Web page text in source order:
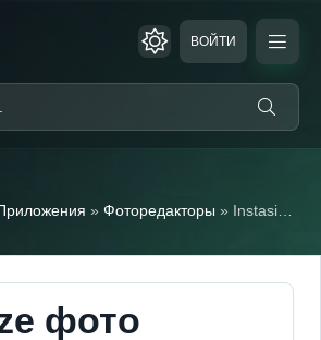
ВОЙТИ
» Фоторедакторы » Instasize фото редактор и коллаж (Мод, Premium)
фото